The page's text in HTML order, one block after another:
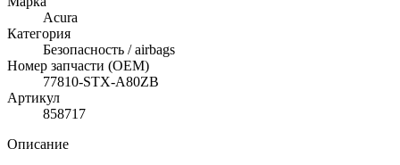
Acura
Категория
Безопасность / airbags
Номер запчасти (OEM)
77810-STX-A80ZB
Артикул
858717
Описание